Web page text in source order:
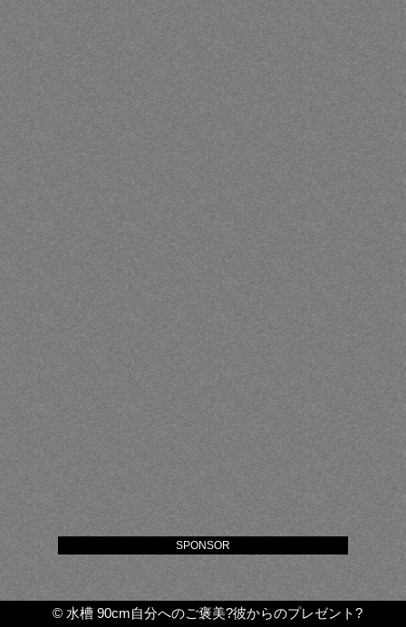
© 水槽 90cm自分へのご褒美?彼からのプレゼント?
SPONSOR